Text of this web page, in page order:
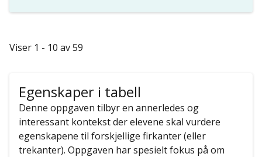
Viser 1 - 10 av 59
Egenskaper i tabell
Denne oppgaven tilbyr en annerledes og
interessant kontekst der elevene skal vurdere
egenskapene til forskjellige firkanter (eller
trekanter). Oppgaven har spesielt fokus på om